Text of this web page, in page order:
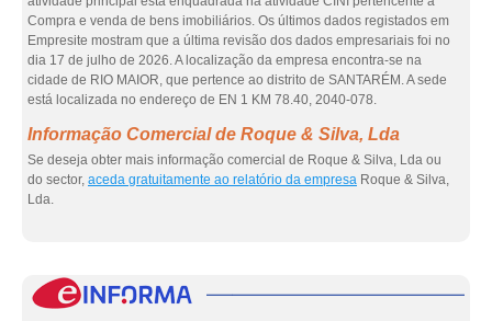
Compra e venda de bens imobiliários. Os últimos dados registados em
Empresite mostram que a última revisão dos dados empresariais foi no
dia 17 de julho de 2026. A localização da empresa encontra-se na
cidade de RIO MAIOR, que pertence ao distrito de SANTARÉM. A sede
está localizada no endereço de EN 1 KM 78.40, 2040-078.
Informação Comercial de Roque & Silva, Lda
Se deseja obter mais informação comercial de Roque & Silva, Lda ou
do sector, aceda gratuitamente ao relatório da empresa Roque & Silva,
Lda.